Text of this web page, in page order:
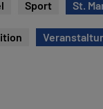
Sport St.